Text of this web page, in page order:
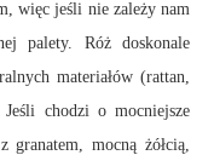
więc jeśli nie zależy nam
palety. Róż doskonale
materiałów (rattan,
chodzi o mocniejsze
mocną żółcią,